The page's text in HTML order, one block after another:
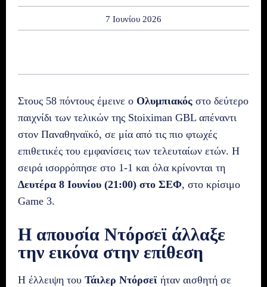
7 Ιουνίου 2026
Στους 58 πόντους έμεινε ο Ολυμπιακός στο δεύτερο
παιχνίδι των τελικών της Stoiximan GBL απέναντι
στον Παναθηναϊκό, σε μία από τις πιο φτωχές
επιθετικές του εμφανίσεις των τελευταίων ετών. Η
σειρά ισορρόπησε στο 1-1 και όλα κρίνονται τη
Δευτέρα 8 Ιουνίου (21:00) στο ΣΕΦ, στο κρίσιμο
Game 3.
Η απουσία Ντόρσεϊ άλλαξε
την εικόνα στην επίθεση
Η έλλειψη του Τάιλερ Ντόρσεϊ ήταν αισθητή σε